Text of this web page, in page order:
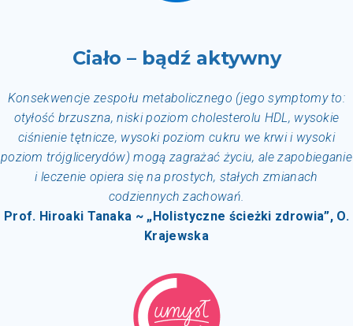
Ciało – bądź aktywny
Konsekwencje zespołu metabolicznego (jego symptomy to:
otyłość brzuszna, niski poziom cholesterolu HDL, wysokie
ciśnienie tętnicze, wysoki poziom cukru we krwi i wysoki
poziom trójglicerydów)mogą zagrażać życiu, ale zapobieganie
i leczenie opiera się na prostych, stałych zmianach
codziennych zachowań.
Prof. Hiroaki Tanaka ~ „Holistyczne ścieżki zdrowia”, O.
Krajewska